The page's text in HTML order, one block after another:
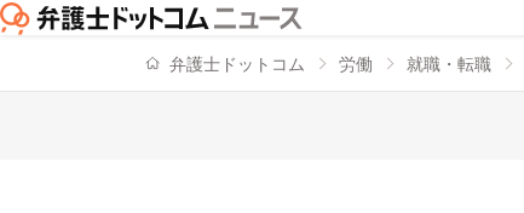
弁護士ドットコム 労働 就職・転職